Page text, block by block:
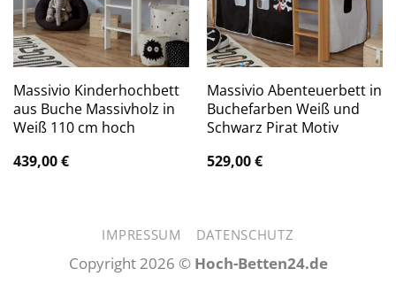
Massivio Kinderhochbett
aus Buche Massivholz in
Weiß 110 cm hoch
439,00€
Massivio Abenteuerbett in
Buchefarben Weiß und
Schwarz Pirat Motiv
529,00€
IMPRESSUM DATENSCHUTZ
Copyright 2026 © Hoch-Betten24.de